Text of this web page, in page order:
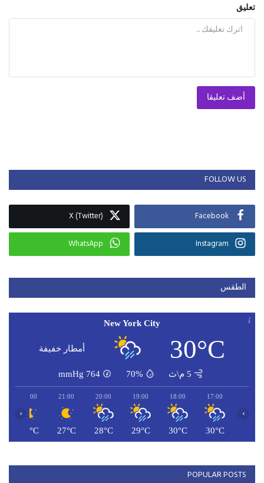
تعليق
أضف تعليقا
FOLLOW US
Facebook
X (Twitter)
Instagram
WhatsApp
الطقس
New York City
30°C أمطار خفيفة
5 م\ث 70%
764
mmHg
17:00
30°C
18:00
30°C
19:00
29°C
20:00
28°C
21:00
27°C
22:00
27°C
‹ ›
POPULAR POSTS